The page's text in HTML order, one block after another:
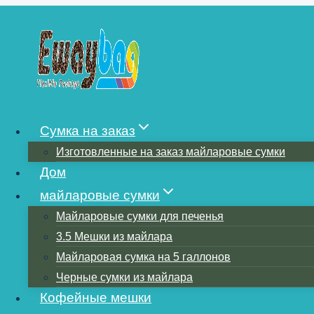
содержимому
Сумка на заказ
Изготовленные на заказ майларовые сумки
Дом
майларовые сумки
Майларовые сумки для печенья
3.5 Мешки из майлара
Майларовая сумка на 5 галлонов
Черные сумки из майлара
Кофейные мешки
КАКИЕ